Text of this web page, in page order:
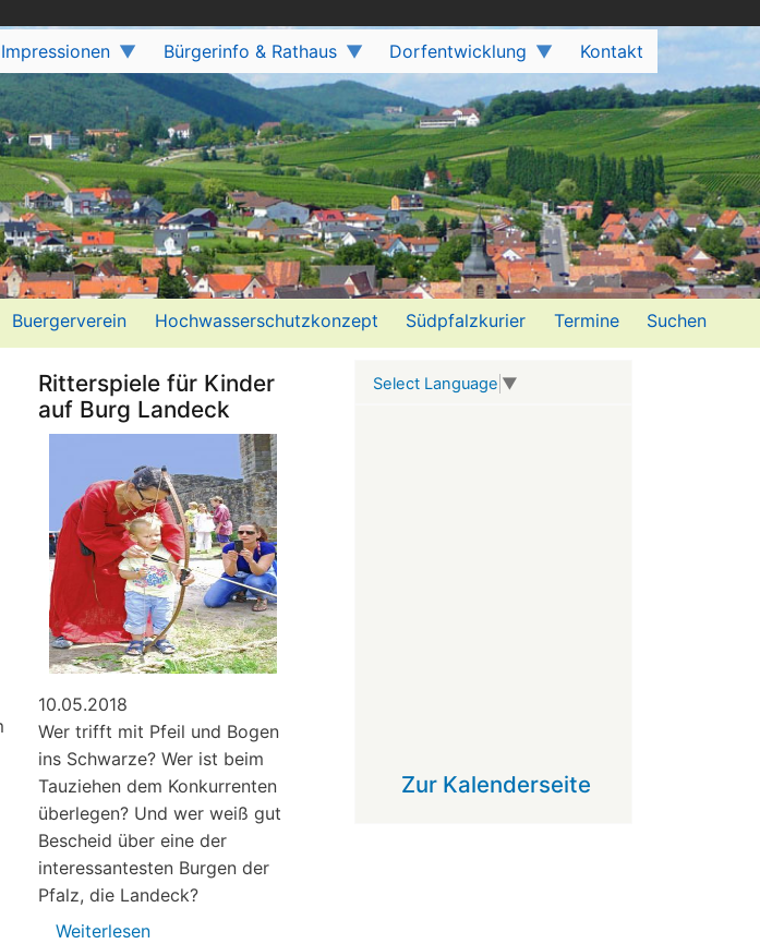
Impressionen Bürgerinfo & Rathaus Dorfentwicklung
Kontakt
Buergerverein Hochwasserschutzkonzept Südpfalzkurier Termine Suchen
Ritterspiele für Kinder
auf Burg Landeck
10.05.2018
Wer trifft mit Pfeil und Bogen
ins Schwarze? Wer ist beim
Tauziehen dem Konkurrenten
überlegen? Und wer weiß gut
Bescheid über eine der
interessantesten Burgen der
Pfalz, die Landeck?
Weiterlesenüber
Select Language ▼
Zur Kalenderseite